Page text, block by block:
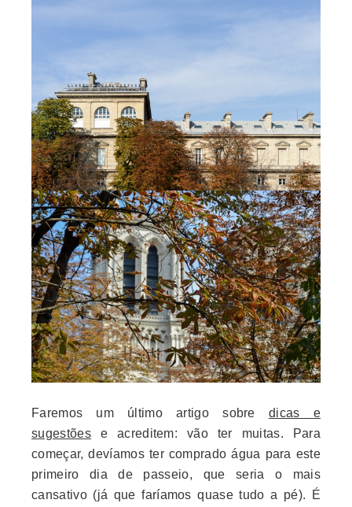
Faremos um último artigo sobre dicas e
sugestõese acreditem: vão ter muitas. Para
começar, devíamos ter comprado água para este
primeiro dia de passeio, que seria o mais
cansativo (já que faríamos quase tudo a pé). É